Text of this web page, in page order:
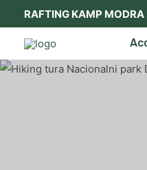
au
contenu
RAFTING KAMP MODRA